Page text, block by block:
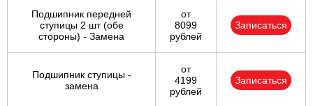
Подшипник передней
ступицы 2 шт (обе
стороны) - Замена
от
8099
рублей
Записаться
Подшипник ступицы -
замена
от
4199
рублей
Записаться